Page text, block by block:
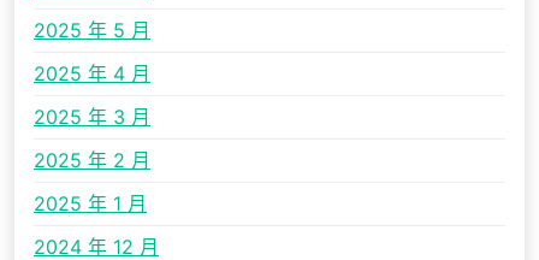
2025 年 5 月
2025 年 4 月
2025 年 3 月
2025 年 2 月
2025 年 1 月
2024 年 12 月